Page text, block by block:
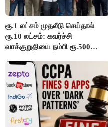
ரூ.1 லட்சம் முதலீடு செய்தால்
ரூ.10 லட்சம்: கவர்ச்சி
வாக்குறுதியை நம்பி ரூ.500
மக்கள்!